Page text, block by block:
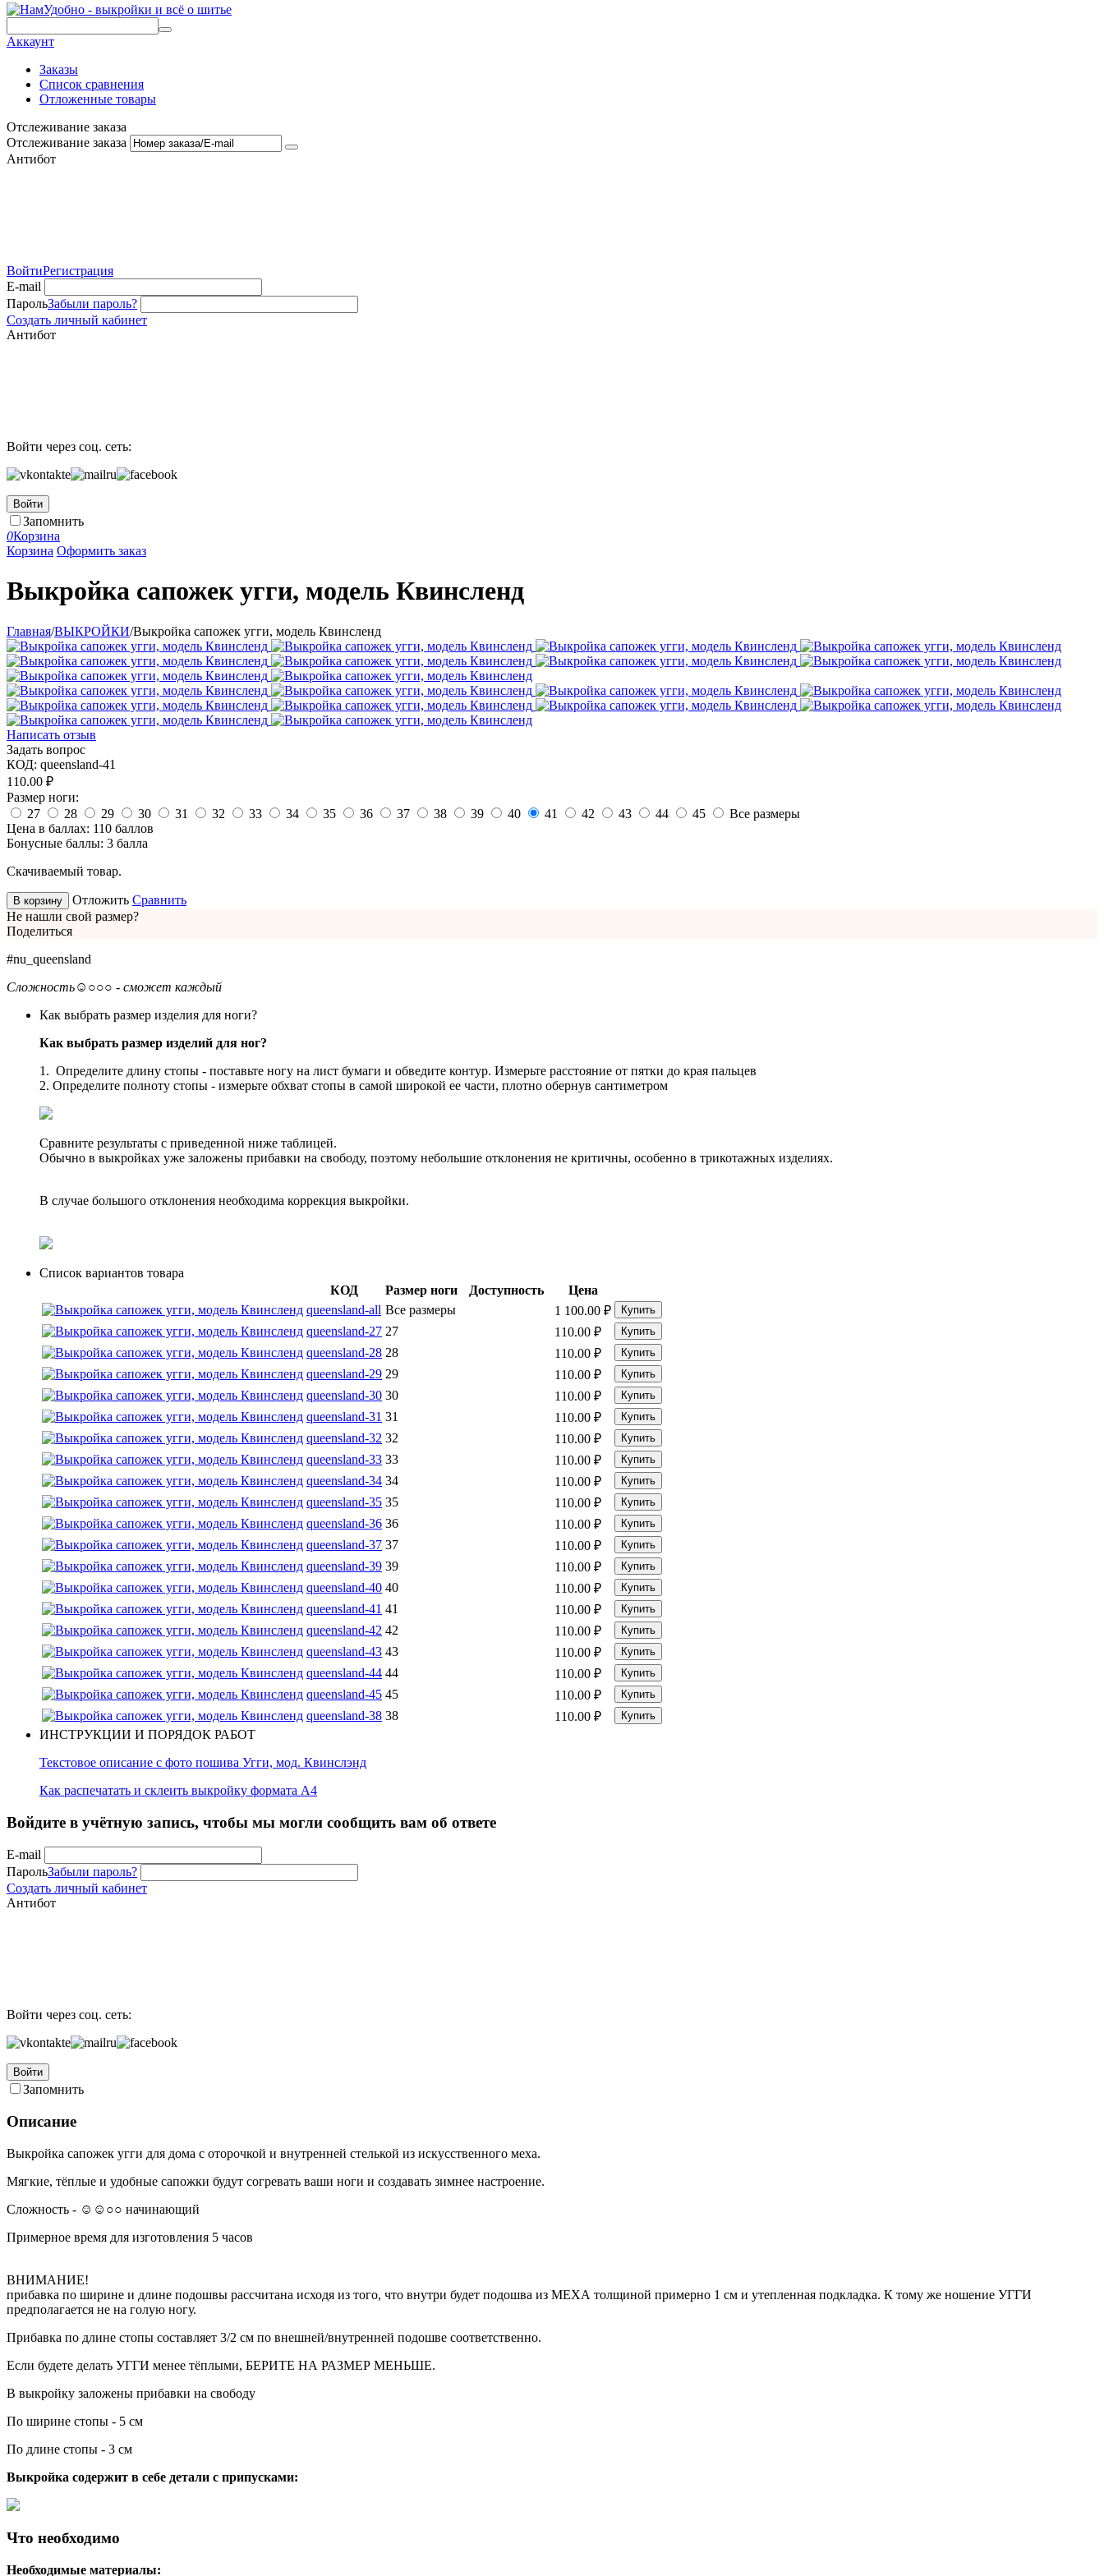
Аккаунт
Заказы
Список сравнения
Отложенные товары
Отслеживание заказа
Отслеживание заказа
Антибот
ВойтиРегистрация
E-mail
ПарольЗабыли пароль?
Создать личный кабинет
Антибот
Войти через соц. сеть:
Войти
Запомнить
0Корзина
Корзина Оформить заказ
Выкройка сапожек угги, модель Квинсленд
Главная/ВЫКРОЙКИ/Выкройка сапожек угги, модель Квинсленд
Написать отзыв
Задать вопрос
КОД: queensland-41
110.00 ₽
Размер ноги:
27
28 29 30 31 32 33 34 35 36 37 38 39 40 41 42 43 44 45
Все размеры
Цена в баллах: 110 баллов
Бонусные баллы: 3 балла
Скачиваемый товар.
В корзину Отложить Сравнить
Не нашли свой размер?
Поделиться
#nu_queensland
Сложность☺○○○ - сможет каждый
Как выбрать размер изделия для ноги?
Как выбрать размер изделий для ног?
1. Определите длину стопы - поставьте ногу на лист бумаги и обведите контур. Измерьте расстояние от пятки до края пальцев
2. Определите полноту стопы - измерьте обхват стопы в самой широкой ее части, плотно обернув сантиметром
Сравните результаты с приведенной ниже таблицей.
Обычно в выкройках уже заложены прибавки на свободу, поэтому небольшие отклонения не критичны, особенно в трикотажных изделиях.
В случае большого отклонения необходима коррекция выкройки.
Список вариантов товара
КОД
Размер ноги Доступность
Цена
queensland-all Все размеры 1 100.00 ₽ Купить
queensland-27 27 110.00 ₽ Купить
queensland-28 28 110.00 ₽ Купить
queensland-29 29 110.00 ₽ Купить
queensland-30 30 110.00 ₽ Купить
queensland-31 31 110.00 ₽ Купить
queensland-32 32 110.00 ₽ Купить
queensland-33 33 110.00 ₽ Купить
queensland-34 34 110.00 ₽ Купить
queensland-35 35 110.00 ₽ Купить
queensland-36 36 110.00 ₽ Купить
queensland-37 37 110.00 ₽ Купить
queensland-39 39 110.00 ₽ Купить
queensland-40 40 110.00 ₽ Купить
queensland-41 41 110.00 ₽ Купить
queensland-42 42 110.00 ₽ Купить
queensland-43 43 110.00 ₽ Купить
queensland-44 44 110.00 ₽ Купить
queensland-45 45 110.00 ₽ Купить
queensland-38 38 110.00 ₽ Купить
ИНСТРУКЦИИ И ПОРЯДОК РАБОТ
Текстовое описание с фото пошива Угги, мод. Квинслэнд
Как распечатать и склеить выкройку формата А4
Войдите в учётную запись, чтобы мы могли сообщить вам об ответе
E-mail
ПарольЗабыли пароль?
Создать личный кабинет
Антибот
Войти через соц. сеть:
Войти
Запомнить
Описание
Выкройка сапожек угги для дома с оторочкой и внутренней стелькой из искусственного меха.
Мягкие, тёплые и удобные сапожки будут согревать ваши ноги и создавать зимнее настроение.
Сложность - ☺☺○○ начинающий
Примерное время для изготовления 5 часов
ВНИМАНИЕ!
прибавка по ширине и длине подошвы рассчитана исходя из того, что внутри будет подошва из МЕХА толщиной примерно 1 см и утепленная подкладка. К тому же ношение УГГИ
предполагается не на голую ногу.
Прибавка по длине стопы составляет 3/2 см по внешней/внутренней подошве соответственно.
Если будете делать УГГИ менее тёплыми, БЕРИТЕ НА РАЗМЕР МЕНЬШЕ.
В выкройку заложены прибавки на свободу
По ширине стопы - 5 см
По длине стопы - 3 см
Выкройка содержит в себе детали с припусками:
Что необходимо
Необходимые материалы: